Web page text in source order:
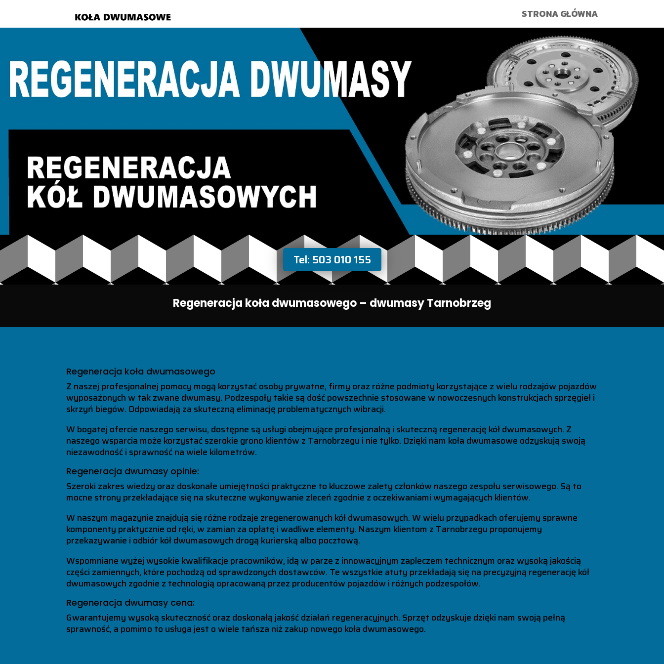
STRONA GŁÓWNA
Tel: 503 010 155
Regeneracja koła dwumasowego – dwumasy Tarnobrzeg
Regeneracja koła dwumasowego
Z naszej profesjonalnej pomocy mogą korzystać osoby prywatne, firmy oraz różne podmioty korzystające z wielu rodzajów pojazdów
wyposażonych w tak zwane dwumasy. Podzespoły takie są dość powszechnie stosowane w nowoczesnych konstrukcjach sprzęgieł i
skrzyń biegów. Odpowiadają za skuteczną eliminację problematycznych wibracji.
W bogatej ofercie naszego serwisu, dostępne są usługi obejmujące profesjonalną i skuteczną regenerację kół dwumasowych. Z
naszego wsparcia może korzystać szerokie grono klientów z Tarnobrzegu i nie tylko. Dzięki nam koła dwumasowe odzyskują swoją
niezawodność i sprawność na wiele kilometrów.
Regeneracja dwumasy opinie:
Szeroki zakres wiedzy oraz doskonałe umiejętności praktyczne to kluczowe zalety członków naszego zespołu serwisowego. Są to
mocne strony przekładające się na skuteczne wykonywanie zleceń zgodnie z oczekiwaniami wymagających klientów.
W naszym magazynie znajdują się różne rodzaje zregenerowanych kół dwumasowych. W wielu przypadkach oferujemy sprawne
komponenty praktycznie od ręki, w zamian za opłatę i wadliwe elementy. Naszym klientom z Tarnobrzegu proponujemy
przekazywanie i odbiór kół dwumasowych drogą kurierską albo pocztową.
Wspomniane wyżej wysokie kwalifikacje pracowników, idą w parze z innowacyjnym zapleczem technicznym oraz wysoką jakością
części zamiennych, które pochodzą od sprawdzonych dostawców. Te wszystkie atuty przekładają się na precyzyjną regenerację kół
dwumasowych zgodnie z technologią opracowaną przez producentów pojazdów i różnych podzespołów.
Regeneracja dwumasy cena:
Gwarantujemy wysoką skuteczność oraz doskonałą jakość działań regeneracyjnych. Sprzęt odzyskuje dzięki nam swoją pełną
sprawność, a pomimo to usługa jest o wiele tańsza niż zakup nowego koła dwumasowego.